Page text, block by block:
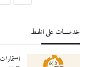
خدمــــات على الخـط